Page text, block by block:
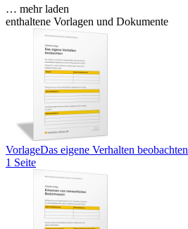
… mehr laden
enthaltene Vorlagen und Dokumente
VorlageDas eigene Verhalten beobachten
1 Seite